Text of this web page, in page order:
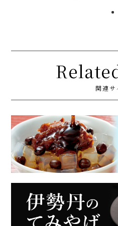
関連サ